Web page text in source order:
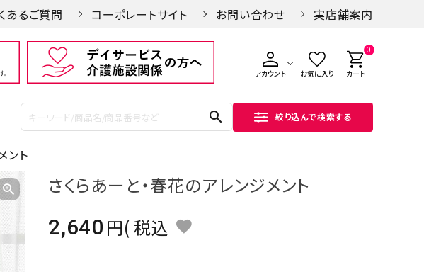
あるご質問 コーポレートサイト お問い合わせ 実店舗案内
アカウント お気に入り
0
カート
search 絞り込んで検索する
ント
さくらあーと・春花のアレンジメント
2,640
税込